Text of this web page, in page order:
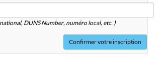
DUNSNumber, numéro local, etc. )